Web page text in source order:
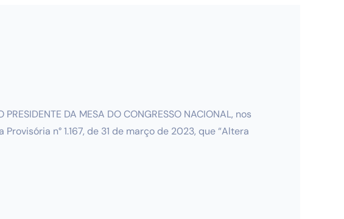
DA MESA DO CONGRESSO NACIONAL, nos
n° 1.167, de 31 de março de 2023, que “Altera